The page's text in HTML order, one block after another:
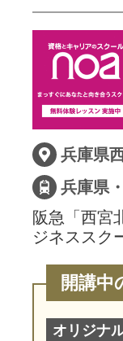
兵庫県
阪急「西宮
ジネススク
開講中
オリジナ